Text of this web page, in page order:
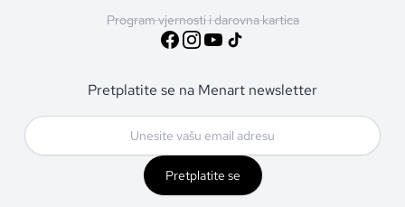
Program vjernosti i darovna kartica
Pretplatite se na Menart newsletter
Pretplatite se